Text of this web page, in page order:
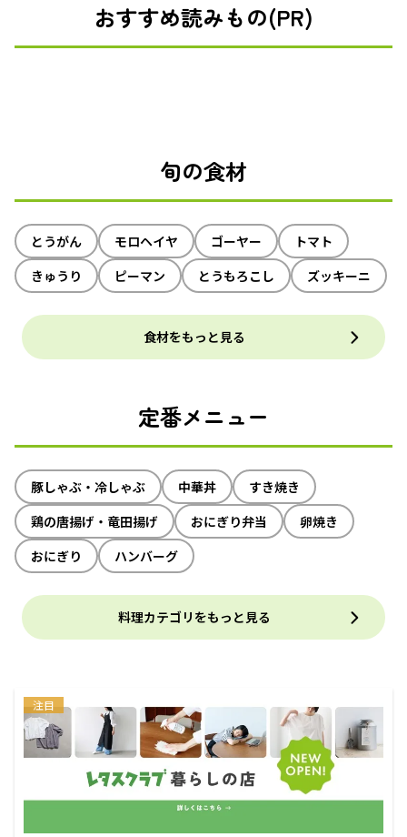
おすすめ読みもの(PR)
旬の食材
とうがん モロヘイヤ ゴーヤー
トマト
きゅうり
ピーマン とうもろこし ズッキーニ
食材をもっと見る
定番メニュー
豚しゃぶ・冷しゃぶ 中華丼
すき焼き
鶏の唐揚げ・竜田揚げ
おにぎり弁当
卵焼き
おにぎり
ハンバーグ
料理カテゴリをもっと見る
注目